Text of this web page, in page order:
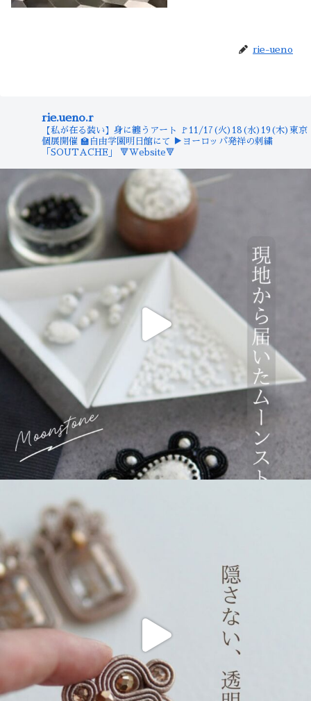
rie-ueno
rie.ueno.r
【私が在る装い】身に纏うアート
🚩11/17(火)18(水)19(木)東京
個展開催 🏫自由学園明日館にて
▶︎ヨーロッパ発祥の刺繍
「SOUTACHE」
🔻Website🔻